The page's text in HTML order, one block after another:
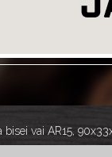
bisei vai AR15,